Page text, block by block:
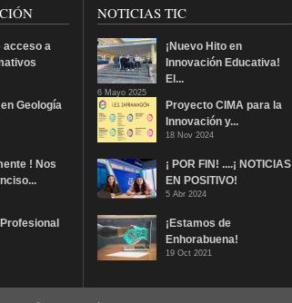
acceso a
Geología
! Nos
NOTICIAS TIC
¡Nuevo Hito en
Innovación Educativa!
El...
6 Mayo 2025
Proyecto CIMA para la
Innovación y...
18 Nov 2024
¡ POR FIN! ....¡ NOTICIAS
EN POSITIVO!
5 Abr 2024
¡Estamos de
Enhorabuena!
19 Oct 2021